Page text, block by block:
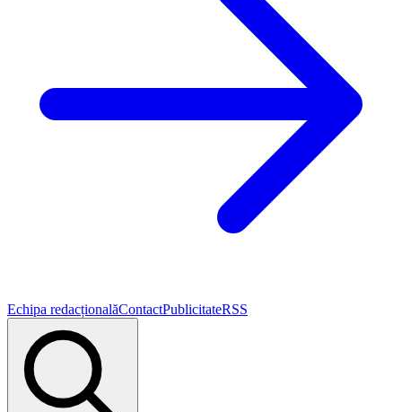
Echipa redacționalăContactPublicitateRSS